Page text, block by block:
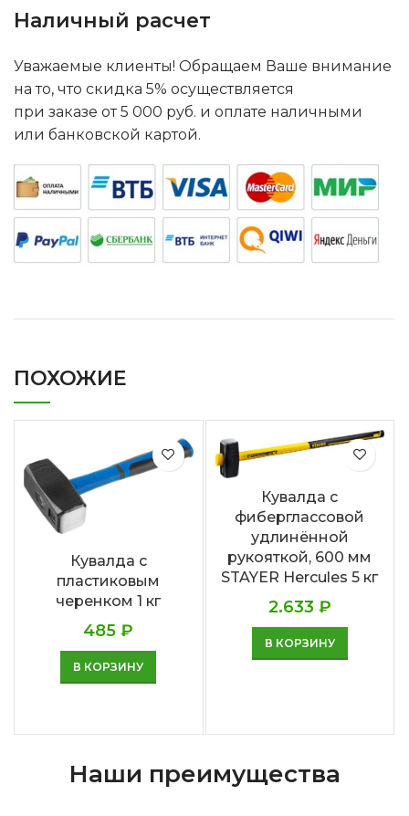
Наличный расчет
Уважаемые клиенты! Обращаем Ваше внимание
на то, что скидка 5% осуществляется
при заказе от 5 000 руб. и оплате наличными
или банковской картой.
ПОХОЖИЕ
Кувалда с
пластиковым
черенком 1 кг
485₽
В КОРЗИНУ
Кувалда с
фиберглассовой
удлинённой
рукояткой, 600 мм
STAYER Hercules 5 кг
2.633 ₽
В КОРЗИНУ
Наши преимущества